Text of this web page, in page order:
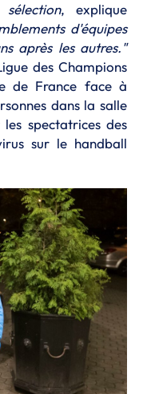
, explique
d'équipes
après les autres."
des Champions
de France face à
dans la salle
spectatrices des
sur le handball